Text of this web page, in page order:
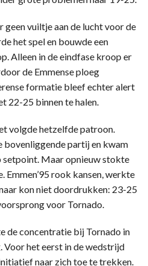
geen vuiltje aan de lucht voor de
het spel en bouwde een
Alleen in de eindfase kroop er
de Emmense ploeg
formatie bleef echter alert
22-25 binnen te halen.
volgde hetzelfde patroon.
bovenliggende partij en kwam
setpoint. Maar opnieuw stokte
Emmen’95 rook kansen, werkte
kon niet doordrukken: 23-25
voor Tornado.
de concentratie bij Tornado in
Voor het eerst in de wedstrijd
naar zich toe te trekken.